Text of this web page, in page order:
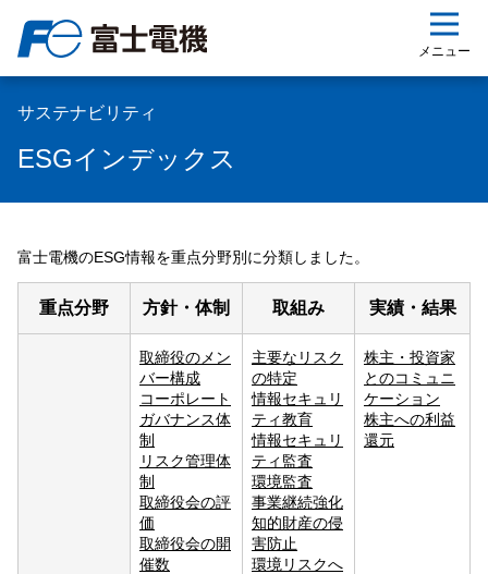
メニュー
サステナビリティ
ESGインデックス
富士電機のESG情報を重点分野別に分類しました。
重点分野 方針・体制 取組み 実績・結果
取締役のメン
バー構成
コーポレート
ガバナンス体
制
リスク管理体
制
取締役会の評
価
取締役会の開
催数
主要なリスク
の特定
情報セキュリ
ティ教育
情報セキュリ
ティ監査
環境監査
事業継続強化
知的財産の侵
害防止
環境リスクへ
株主・投資家
とのコミュニ
ケーション
株主への利益
還元